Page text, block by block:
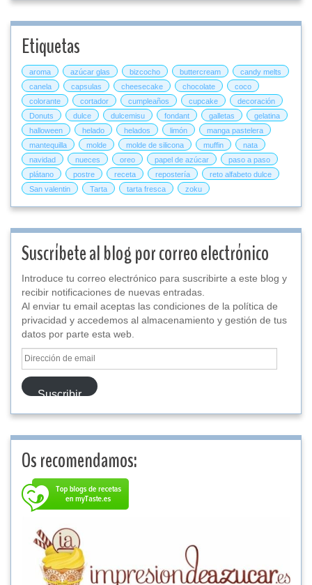
Etiquetas
aroma azúcar glas bizcocho buttercream
candy melts
canela
capsulas cheesecake chocolate
coco
colorante
cortador cumpleaños cupcake
decoración
Donuts
dulce dulcemisu fondant galletas
gelatina
halloween
helado helados limón
manga pastelera
mantequilla
molde molde de silicona muffin
nata
navidad
nueces oreo papel de azúcar
paso a paso
plátano
postre receta repostería
reto alfabeto dulce
San valentin
Tarta tarta fresca zoku
Suscríbete al blog por correo electrónico
Introduce tu correo electrónico para suscribirte a este blog y
recibir notificaciones de nuevas entradas.
Al enviar tu email aceptas las condiciones de la política de
privacidad y accedemos al almacenamiento y gestión de tus
datos por parte esta web.
Dirección
de
email
Suscribir
Os recomendamos: